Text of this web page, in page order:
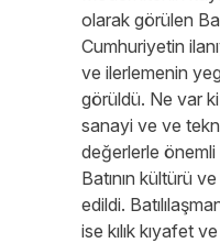
olarak görülen
Cumhuriyetin
ve ilerlemenin
görüldü. Ne var ki
sanayi ve ve
değerlerle önemli
Batının kültürü
edildi.
ise kılık kıyafet